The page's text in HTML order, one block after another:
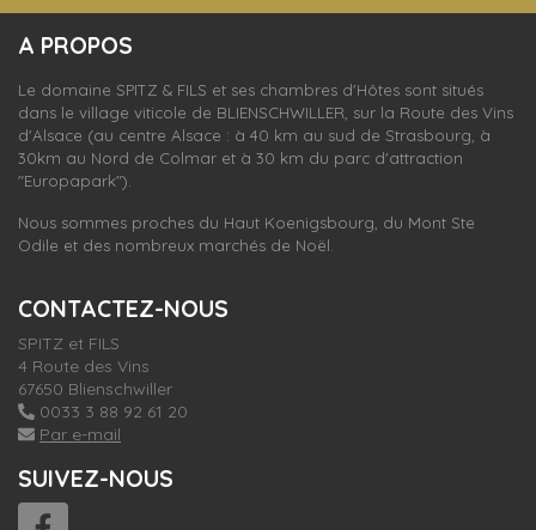
A PROPOS
Le domaine SPITZ & FILS et ses chambres d'Hôtes sont situés
dans le village viticole de BLIENSCHWILLER, sur la Route des Vins
d'Alsace (au centre Alsace : à 40 km au sud de Strasbourg, à
30km au Nord de Colmar et à 30 km du parc d'attraction
"Europapark").
Nous sommes proches du Haut Koenigsbourg, du Mont Ste
Odile et des nombreux marchés de Noël.
CONTACTEZ-NOUS
SPITZ et FILS
4 Route des Vins
67650 Blienschwiller
0033 3 88 92 61 20
Par e-mail
SUIVEZ-NOUS